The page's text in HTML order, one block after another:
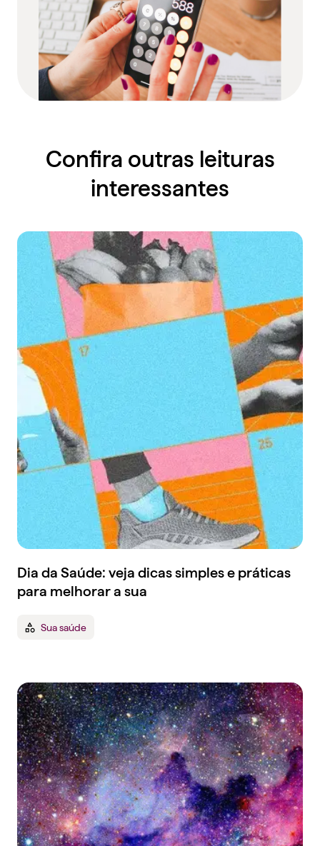
Confira outras leituras
interessantes
Dia da Saúde: veja dicas simples e práticas
para melhorar a sua
Sua saúde